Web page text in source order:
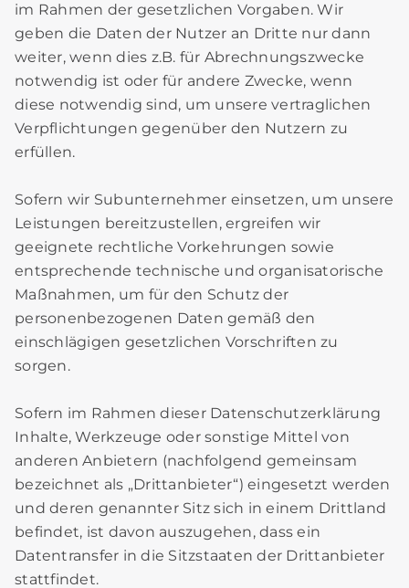
im Rahmen der gesetzlichen Vorgaben. Wir
geben die Daten der Nutzer an Dritte nur dann
weiter, wenn dies z.B. für Abrechnungszwecke
notwendig ist oder für andere Zwecke, wenn
diese notwendig sind, um unsere vertraglichen
Verpflichtungen gegenüber den Nutzern zu
erfüllen.
Sofern wir Subunternehmer einsetzen, um unsere
Leistungen bereitzustellen, ergreifen wir
geeignete rechtliche Vorkehrungen sowie
entsprechende technische und organisatorische
Maßnahmen, um für den Schutz der
personenbezogenen Daten gemäß den
einschlägigen gesetzlichen Vorschriften zu
sorgen.
Sofern im Rahmen dieser Datenschutzerklärung
Inhalte, Werkzeuge oder sonstige Mittel von
anderen Anbietern (nachfolgend gemeinsam
bezeichnet als „Drittanbieter“) eingesetzt werden
und deren genannter Sitz sich in einem Drittland
befindet, ist davon auszugehen, dass ein
Datentransfer in die Sitzstaaten der Drittanbieter
stattfindet.